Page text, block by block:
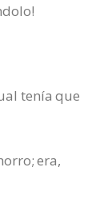
tenía que
era,